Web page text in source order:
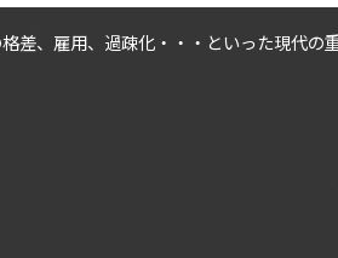
差、雇用、過疎化・・・といった現代の